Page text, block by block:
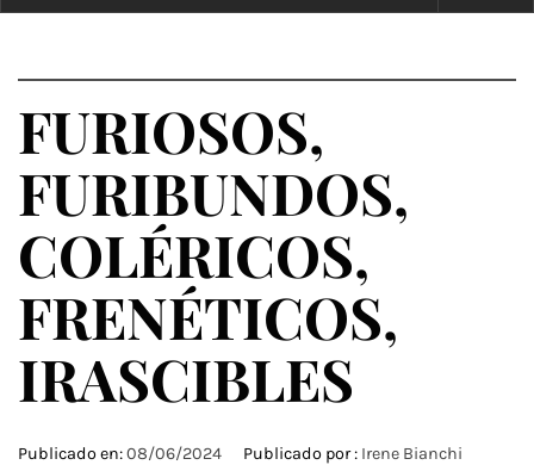
FURIOSOS,
FURIBUNDOS,
COLÉRICOS,
FRENÉTICOS,
IRASCIBLES
Publicado en:08/06/2024 Publicado por : Irene Bianchi